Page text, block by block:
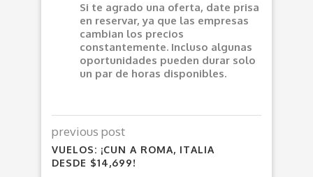
Si te agrado una oferta, date prisa
en reservar, ya que las empresas
cambian los precios
constantemente. Incluso algunas
oportunidades pueden durar solo
un par de horas disponibles.
previous post
VUELOS: ¡CUN A ROMA, ITALIA
DESDE $14,699!